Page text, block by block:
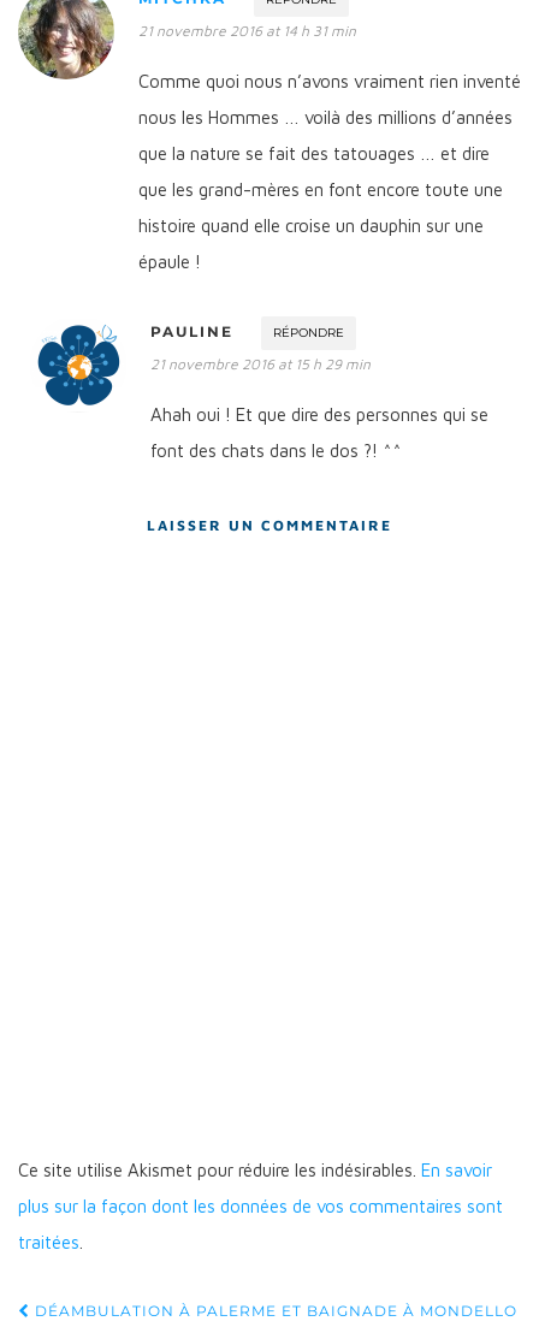
21 novembre 2016 at 14 h 31 min
Comme quoi nous n’avons vraiment rien inventé
nous les Hommes … voilà des millions d’années
que la nature se fait des tatouages … et dire
que les grand-mères en font encore toute une
histoire quand elle croise un dauphin sur une
épaule !
PAULINE RÉPONDRE
21 novembre 2016 at 15 h 29 min
Ahah oui ! Et que dire des personnes qui se
font des chats dans le dos ?! ^^
LAISSER UN COMMENTAIRE
Ce site utilise Akismet pour réduire les indésirables. En savoir
plus sur la façon dont les données de vos commentaires sont
traitées
Navigation
DÉAMBULATION À PALERME ET BAIGNADE À MONDELLO